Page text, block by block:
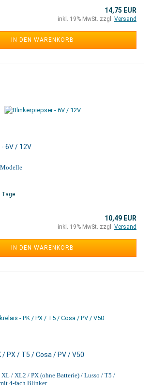
14,75 EUR
inkl. 19% MwSt. zzgl. Versand
IN DEN WARENKORB
6V / 12V
Tage
10,49 EUR
inkl. 19% MwSt. zzgl. Versand
IN DEN WARENKORB
/ PX / T5 / Cosa / PV / V50
XL / XL2 / PX (ohne Batterie) / Lusso / T5 /
4-fach Blinker